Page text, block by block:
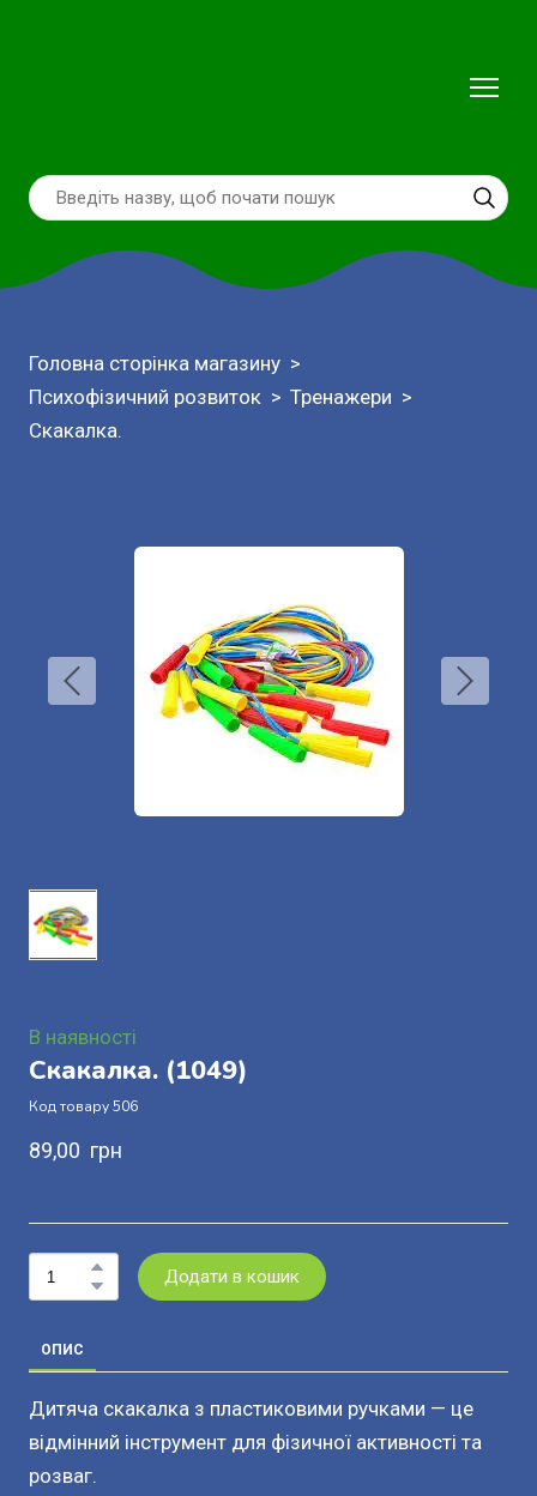
Головна сторінка магазину
Психофізичний розвиток
Тренажери
Скакалка.
В наявності
Скакалка. (1049)
Код товару 506
89,00  грн
Додати в кошик
ОПИС
Дитяча скакалка з пластиковими ручками — це
відмінний інструмент для фізичної активності та
розваг.